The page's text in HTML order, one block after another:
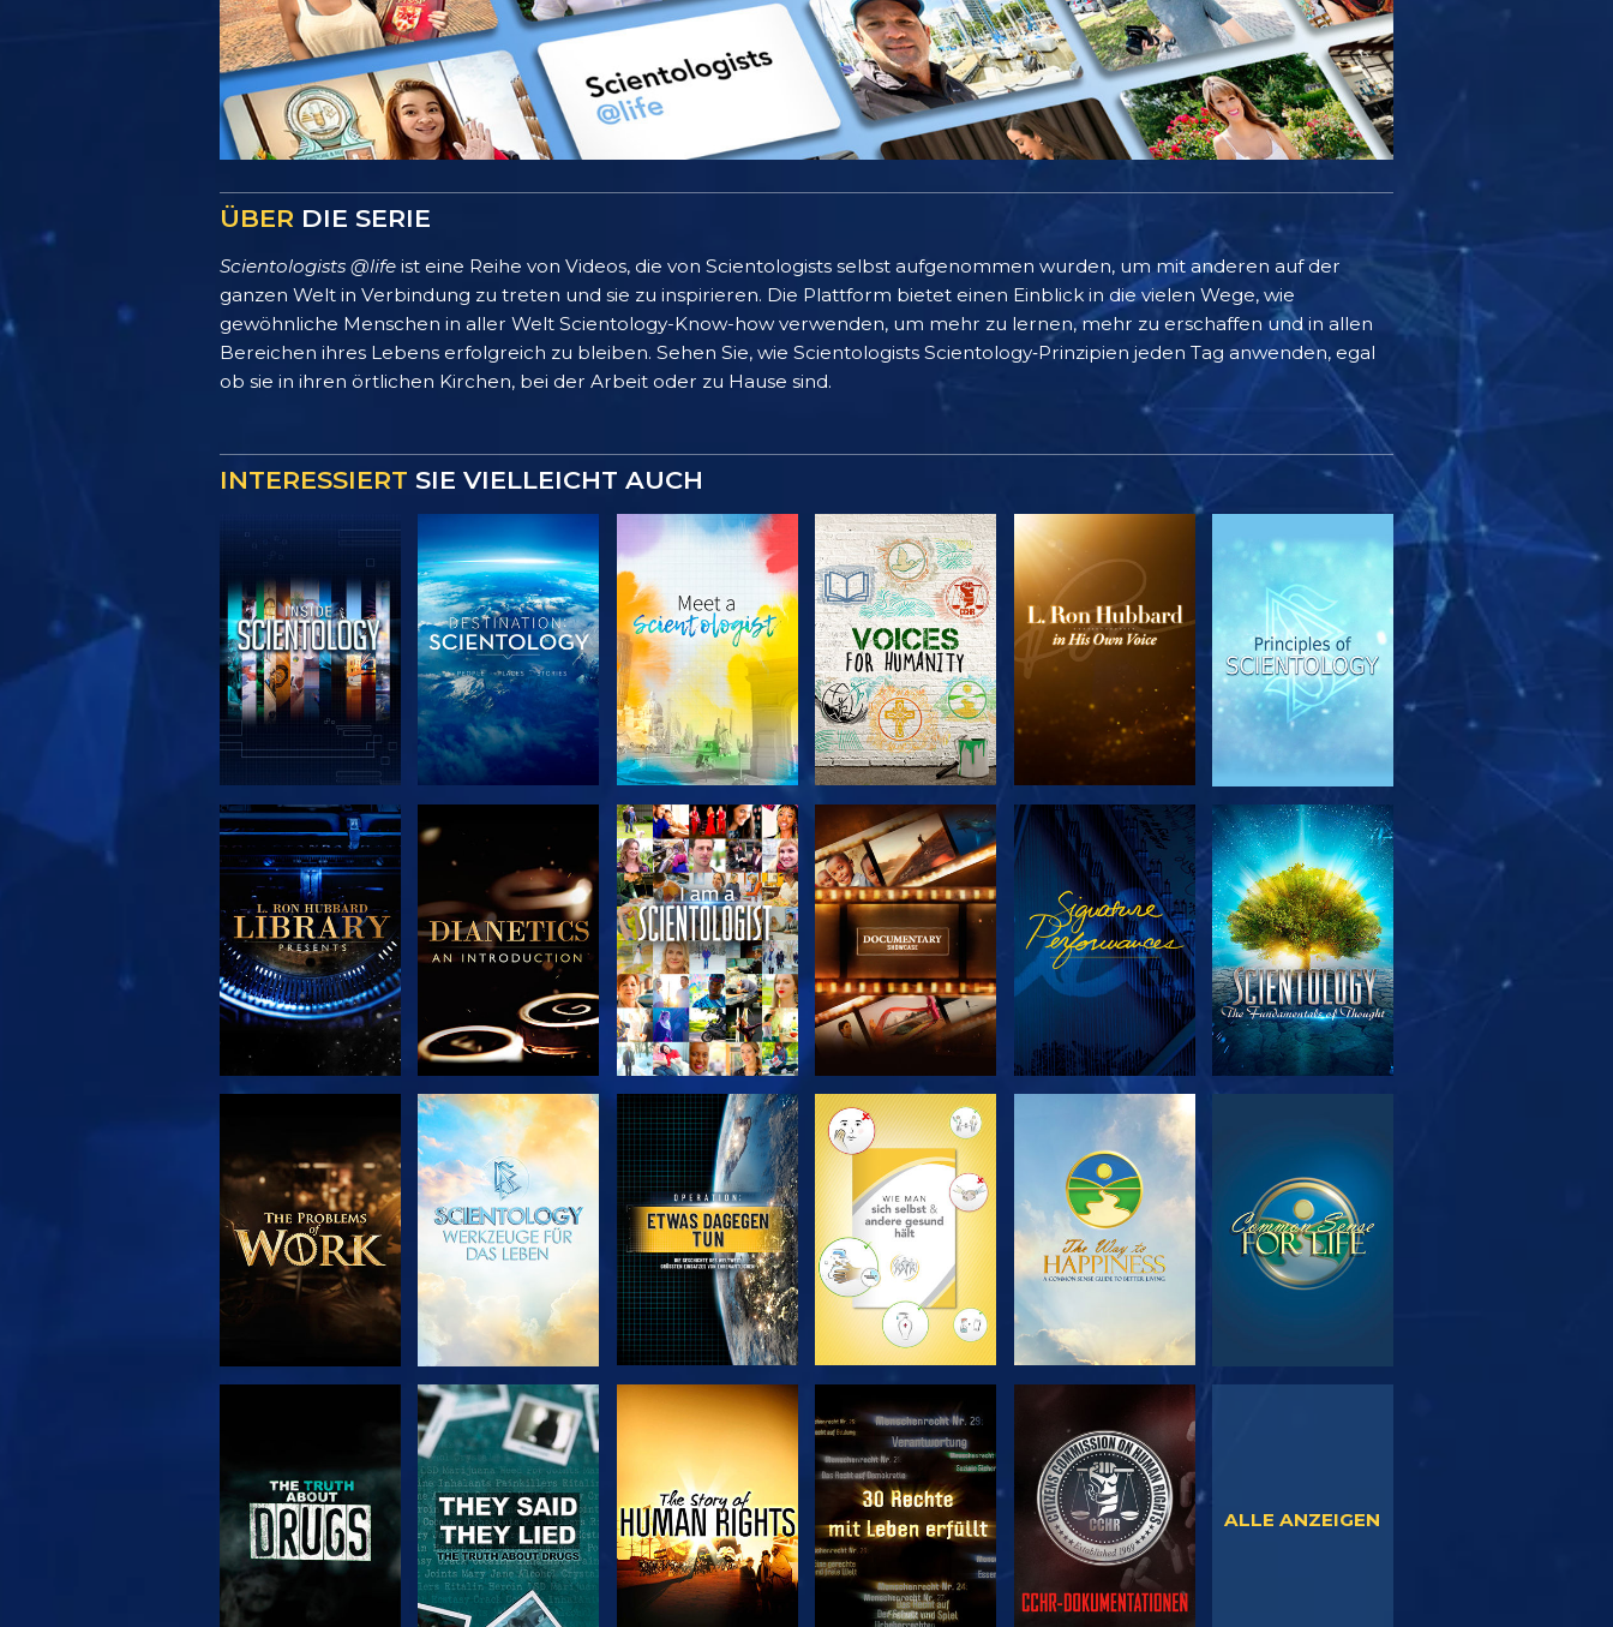
ÜBER DIE SERIE
Scientologists @life ist eine Reihe von Videos, die von Scientologists selbst aufgenommen wurden, um mit anderen auf der
ganzen Welt in Verbindung zu treten und sie zu inspirieren. Die Plattform bietet einen Einblick in die vielen Wege, wie
gewöhnliche Menschen in aller Welt Scientology-Know-how verwenden, um mehr zu lernen, mehr zu erschaffen und in allen
Bereichen ihres Lebens erfolgreich zu bleiben. Sehen Sie, wie Scientologists Scientology‑Prinzipien jeden Tag anwenden, egal
ob sie in ihren örtlichen Kirchen, bei der Arbeit oder zu Hause sind.
INTERESSIERT SIE VIELLEICHT AUCH
SERIE
ENTDECKEN
SERIE
ENTDECKEN
SERIE
ENTDECKEN
SERIE
ENTDECKEN
SERIE
ENTDECKEN
ANSEHEN
SERIE
ENTDECKEN
ANSEHEN
SERIE
ENTDECKEN
SERIE
ENTDECKEN
SERIE
ENTDECKEN
ANSEHEN ANSEHEN ANSEHEN ANSEHEN
ALLE ANZEIGEN